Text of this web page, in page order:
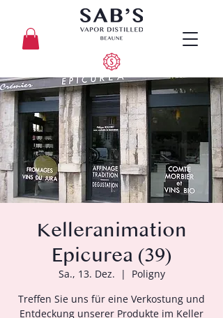
Kelleranimation
Epicurea (39)
Sa., 13. Dez.
  |
Poligny
Treffen Sie uns für eine Verkostung und
Entdeckung unserer Produkte im Keller